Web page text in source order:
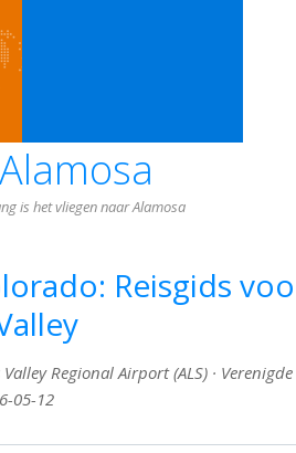
Alamosa
is het vliegen naar Alamosa
Reisgids
Regional Airport (ALS) · Verenigde
05-12